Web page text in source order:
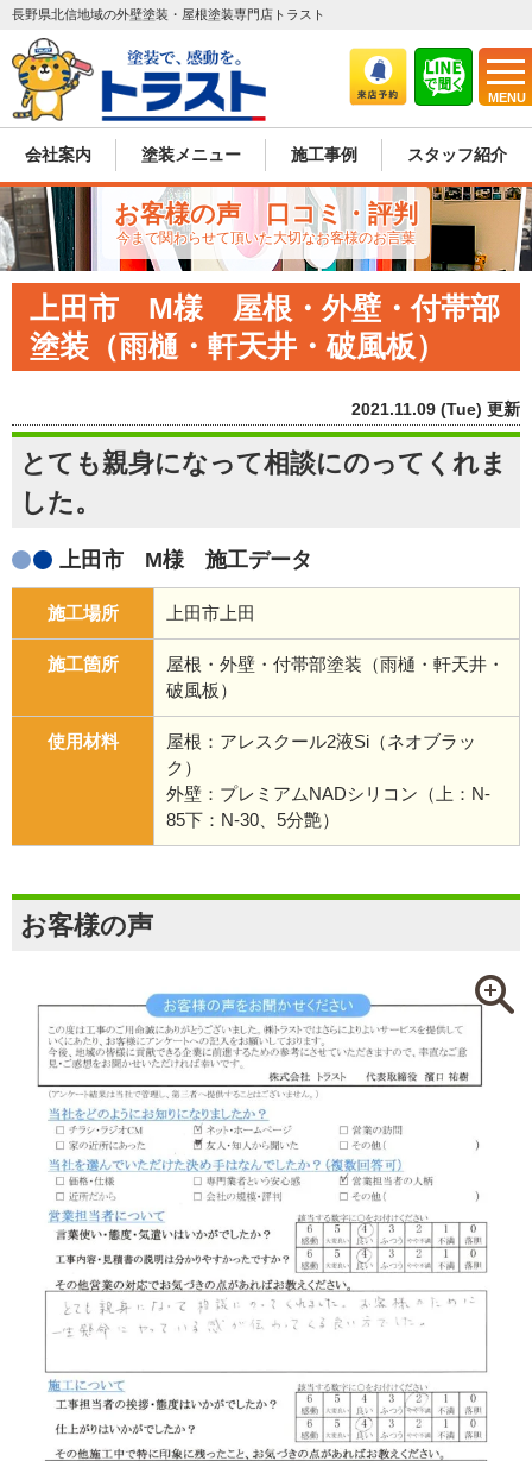
MENU
長野県北信地域の外壁塗装・屋根塗装専門店トラスト
会社案内 塗装メニュー 施工事例 スタッフ紹介
お客様の声 口コミ・評判
今まで関わらせて頂いた大切なお客様のお言葉
上田市 M様 屋根・外壁・付帯部
塗装（雨樋・軒天井・破風板）
2021.11.09 (Tue) 更新
とても親身になって相談にのってくれま
した。
上田市 M様 施工データ
施工場所 上田市上田
施工箇所
屋根・外壁・付帯部塗装（雨樋・軒天井・
破風板）
使用材料
屋根：アレスクール2液Si（ネオブラッ
ク）
外壁：プレミアムNADシリコン（上：N-
85下：N-30、5分艶）
お客様の声